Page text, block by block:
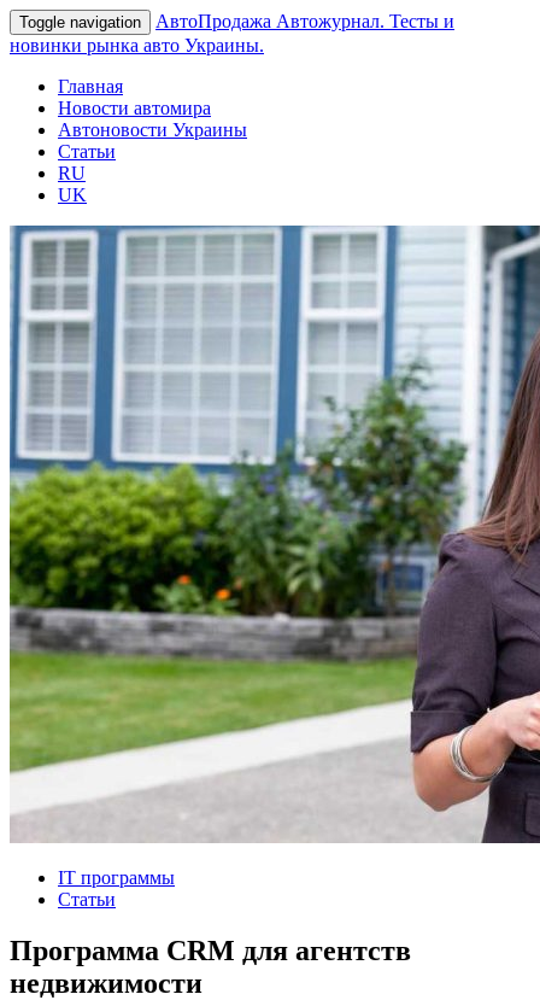
Toggle navigation АвтоПродажа Автожурнал. Тесты и
новинки рынка авто Украины.
Главная
Новости автомира
Автоновости Украины
Статьи
RU
UK
IT программы
Статьи
Программа CRM для агентств
недвижимости